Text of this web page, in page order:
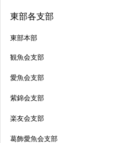
東部各支部
東部本部
観魚会支部
愛魚会支部
紫錦会支部
楽友会支部
葛飾愛魚会支部